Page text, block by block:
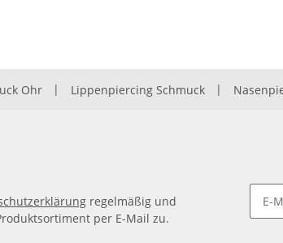
Ohr | Lippenpiercing Schmuck |
regelmäßig und
per E-Mail zu.